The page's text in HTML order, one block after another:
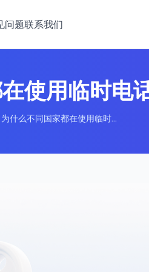
问题联系我们
使用临时电
为什么不同国家都在使用临时电